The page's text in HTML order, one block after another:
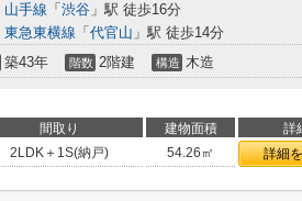
山手線 「 渋谷 」駅 徒歩16分
東急東横線 「 代官山 」駅 徒歩14分
築43年 階数 2階建 構造 木造
間取り 建物面積 詳
2LDK＋1S(納戸) 54.26㎡ 詳細